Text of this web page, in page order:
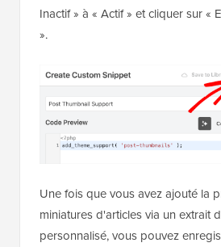
Après cela, assurez-vous de
en « Extrait PHP ».
Ensuite, vous pouvez passer le
Inactif » à « Actif » et cliquer sur «